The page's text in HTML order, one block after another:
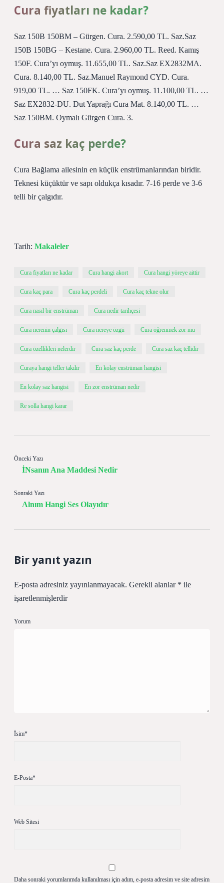
Cura fiyatları ne kadar?
Saz 150B 150BM – Gürgen. Cura. 2.590,00 TL. Saz.Saz
150B 150BG – Kestane. Cura. 2.960,00 TL. Reed. Kamış
150F. Cura’yı oymuş. 11.655,00 TL. Saz.Saz EX2832MA.
Cura. 8.140,00 TL. Saz.Manuel Raymond CYD. Cura.
919,00 TL. … Saz 150FK. Cura’yı oymuş. 11.100,00 TL. …
Saz EX2832-DU. Dut Yaprağı Cura Mat. 8.140,00 TL. …
Saz 150BM. Oymalı Gürgen Cura. 3.
Cura saz kaç perde?
Cura Bağlama ailesinin en küçük enstrümanlarından biridir.
Teknesi küçüktür ve sapı oldukça kısadır. 7-16 perde ve 3-6
telli bir çalgıdır.
Tarih: Makaleler
Cura fiyatları ne kadar Cura hangi akort Cura hangi yöreye aittir
Cura kaç para Cura kaç perdeli Cura kaç tekne olur
Cura nasıl bir enstrüman Cura nedir tarihçesi
Cura nerenin çalgısı Cura nereye özgü Cura öğrenmek zor mu
Cura özellikleri nelerdir Cura saz kaç perde Cura saz kaç tellidir
Curaya hangi teller takılır En kolay enstrüman hangisi
En kolay saz hangisi En zor enstrüman nedir
Re solla hangi karar
Önceki Yazı
İNsanın Ana Maddesi Nedir
Sonraki Yazı
Alnım Hangi Ses Olayıdır
Bir yanıt yazın
E-posta adresiniz yayınlanmayacak. Gerekli alanlar * ile
işaretlenmişlerdir
Yorum
İsim*
E-Posta*
Web Sitesi
Daha sonraki yorumlarımda kullanılması için adım, e-posta adresim ve site adresim